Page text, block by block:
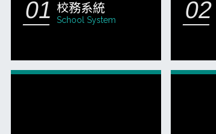
校務系統
School System